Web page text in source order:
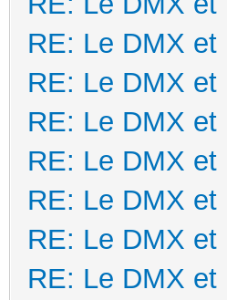
RE: Le DMX et
RE: Le DMX et
RE: Le DMX et
RE: Le DMX et
RE: Le DMX et
RE: Le DMX et
RE: Le DMX et